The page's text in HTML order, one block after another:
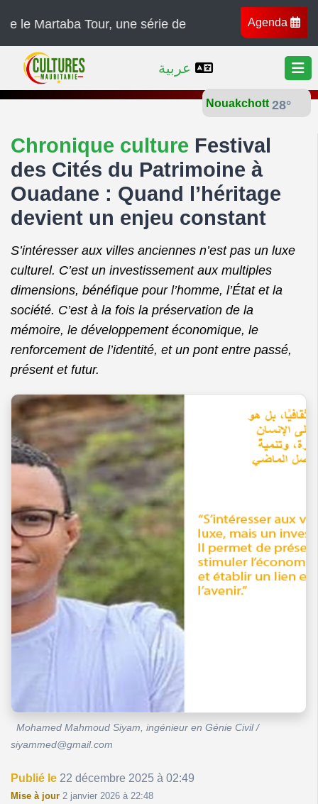
Agenda
Tour, une série de concerts à travers l’Afrique,
Nouakchott 28°
عربية
Chronique culture Festival
des Cités du Patrimoine à
Ouadane : Quand l’héritage
devient un enjeu constant
S’intéresser aux villes anciennes n’est pas un luxe
culturel. C’est un investissement aux multiples
dimensions, bénéfique pour l’homme, l’État et la
société. C’est à la fois la préservation de la
mémoire, le développement économique, le
renforcement de l’identité, et un pont entre passé,
présent et futur.
Mohamed Mahmoud Siyam, ingénieur en Génie Civil /
siyammed@gmail.com
Publié le 22 décembre 2025 à 02:49
Mise à jour 2 janvier 2026 à 22:48